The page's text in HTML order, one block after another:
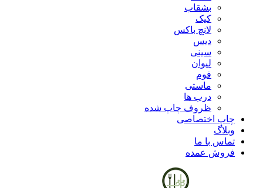
بشقاب
کیک
لانچ باکس
دیس
سینی
لیوان
فوم
ماستی
درب ها
ظروف چاپ شده
چاپ اختصاصی
وبلاگ
تماس با ما
فروش عمده